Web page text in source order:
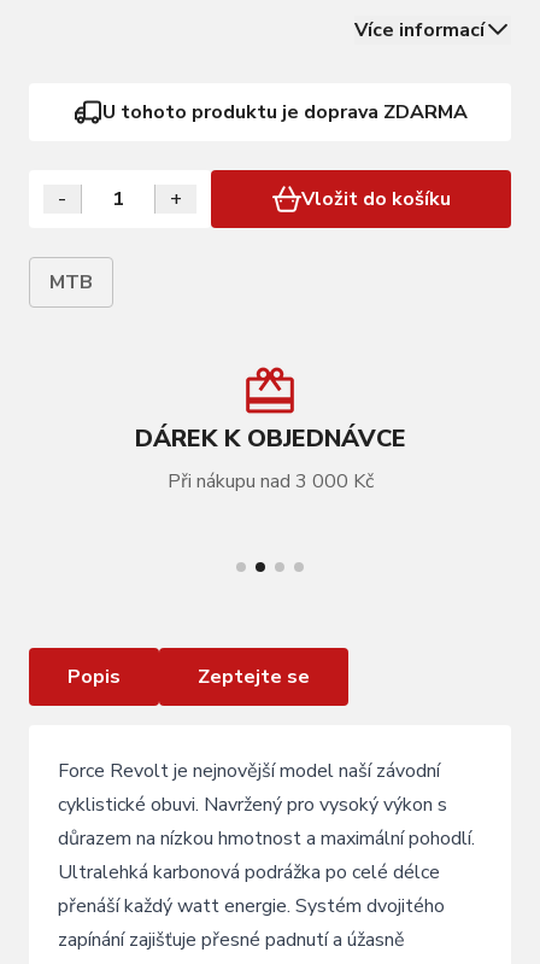
Systém dvojitého zapínání zajišťuje přesné padnutí a
Více informací
U tohoto produktu je doprava ZDARMA
- + Vložit do košíku
MTB
DÁREK K OBJEDNÁVCE
Při nákupu nad 3 000 Kč
Popis Zeptejte se
Force Revolt je nejnovější model naší závodní
cyklistické obuvi. Navržený pro vysoký výkon s
důrazem na nízkou hmotnost a maximální pohodlí.
Ultralehká karbonová podrážka po celé délce
přenáší každý watt energie. Systém dvojitého
zapínání zajišťuje přesné padnutí a úžasně